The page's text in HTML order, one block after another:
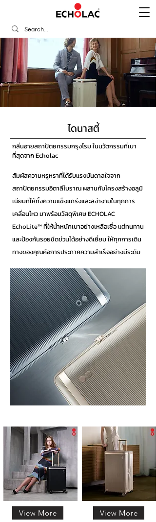
ไดนาสตี้
กลิ่นอายสถาปัตยกรรมกรุงโรม ในนวัตกรรมที่เบา
ที่สุดจาก Echolac
สัมผัสความหรูหราที่ได้รับแรงบันดาลใจจาก
สถาปัตยกรรมอิตาลีโบราณ ผสานกับโครงสร้างอลูมิ
เนียมที่ให้ทั้งความแข็งแกร่งและสง่างามในทุกการ
เคลื่อนไหว มาพร้อมวัสดุพิเศษ ECHOLAC
EchoLite™ ที่ให้น้ำหนักเบาอย่างเหลือเชื่อ แต่ทนทาน
และป้องกันรอยขีดข่วนได้อย่างดีเยี่ยม ให้ทุกการเดิน
ทางของคุณคือการประกาศความสำเร็จอย่างมีระดับ
View More View More